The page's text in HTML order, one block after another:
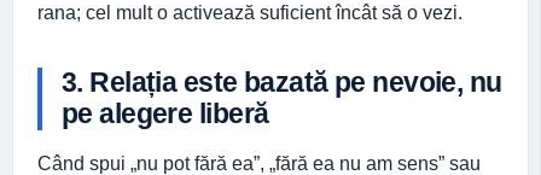
rana; cel mult o activează suficient încât să o vezi.
3. Relația este bazată pe nevoie, nu
pe alegere liberă
Când spui „nu pot fără ea”, „fără ea nu am sens” sau